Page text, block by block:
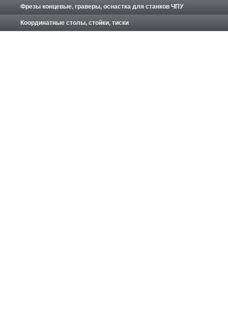
Фрезы концевые, граверы, оснастка для станков ЧПУ
Координатные столы, стойки, тиски